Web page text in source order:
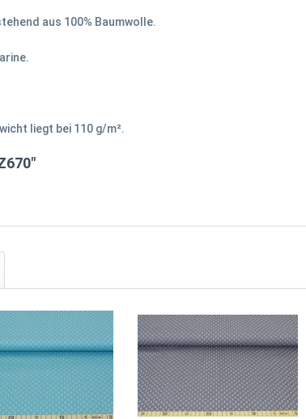
aus 100% Baumwolle.
liegt bei 110 g/m².